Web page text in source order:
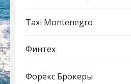
Taxi Montenegro
Финтех
Форекс Брокеры